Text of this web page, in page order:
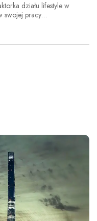
działu lifestyle w
swojej pracy…